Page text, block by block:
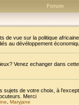
Forum
de vue sur la politique
au dévéloppement
Venez echanger dans
sujets de votre choix, à
Merci
Maryjane